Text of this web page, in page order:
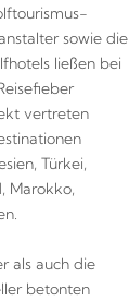
sowie die
ließen bei
vertreten
Türkei,
Marokko,
als auch die
betonten